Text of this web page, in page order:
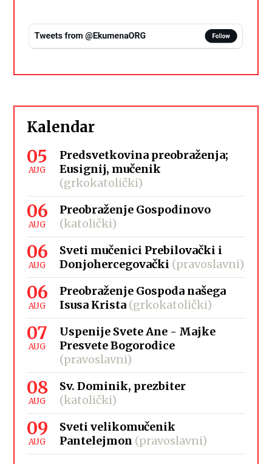
Kalendar
05
AUG
Predsvetkovina preobraženja;
Eusignij, mučenik
(grkokatolički)
06
AUG
Preobraženje Gospodinovo
(katolički)
06
AUG
Sveti mučenici Prebilovački i
Donjohercegovački (pravoslavni)
06
AUG
Preobraženje Gospoda našega
Isusa Krista (grkokatolički)
07
AUG
Uspenije Svete Ane - Majke
Presvete Bogorodice
(pravoslavni)
08
AUG
Sv. Dominik, prezbiter
(katolički)
09
AUG
Sveti velikomučenik
Pantelejmon (pravoslavni)